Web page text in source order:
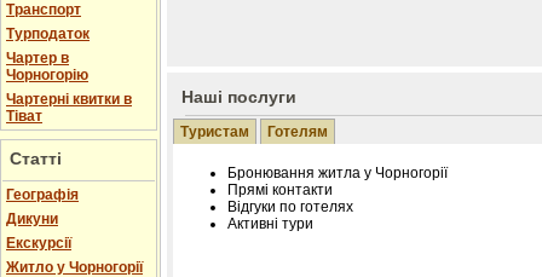
Транспорт
Турподаток
Чартер в
Чорногорію
Чартерні квитки в
Тіват
Статті
Географія
Дикуни
Екскурсії
Житло у Чорногорії
Наші послуги
Туристам Готелям
Бронювання житла у Чорногорії
Прямі контакти
Відгуки по готелях
Активні тури